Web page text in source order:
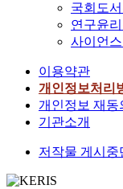
국회도
연구윤
사이언스
이용약관
개인정보처리
개인정보 재동
기관소개
저작물 게시중